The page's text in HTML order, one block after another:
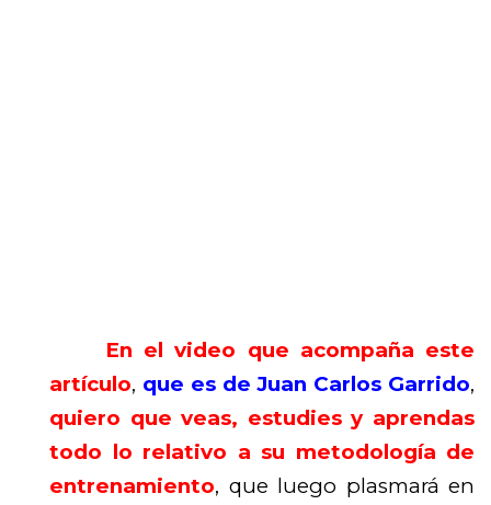
En el video que acompaña este
artículo, que es de Juan Carlos Garrido,
quiero que veas, estudies y aprendas
todo lo relativo a su metodología de
entrenamiento, que luego plasmará en